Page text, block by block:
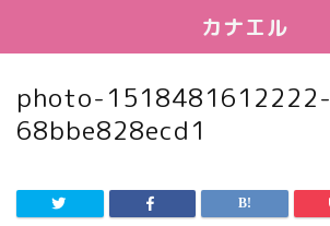
カナエル
photo-1518481612222-
68bbe828ecd1